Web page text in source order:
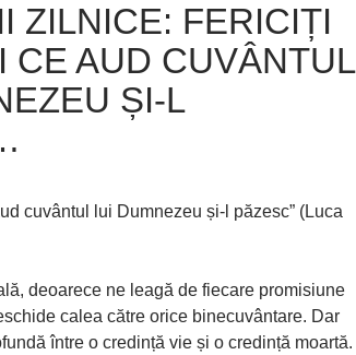
ZILNICE: FERICIȚI
CE AUD CUVÂNTUL
ȘI-L
cuvântul lui Dumnezeu și-l păzesc” (Luca
deoarece ne leagă de fiecare promisiune
calea către orice binecuvântare. Dar
între o credință vie și o credință moartă.